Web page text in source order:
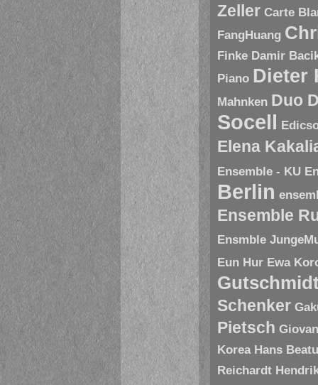
Zeller Carte
FangHuang
Finke Damir
Piano Dieter
Mahnken Duo
Socell
Elena
Ensemble - KU
Berlin
Ensemble
Ensmble
Eun Hur Ewa
Schenker
Pietsch
Korea Hans
Reichardt